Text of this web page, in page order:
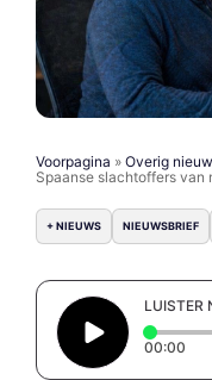
Voorpagina » Overig
Spaanse slachtoffers van
+ NIEUWS NIEUWSBRIEF
LUISTER
00:00